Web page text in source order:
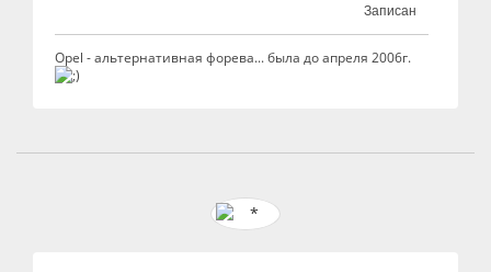
Записан
Opel - альтернативная форева... была до апреля 2006г.